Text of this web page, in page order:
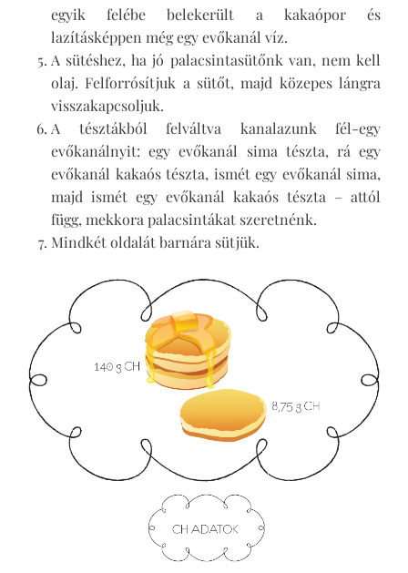
egyik felébe belekerült a kakaópor és
lazításképpen még egy evőkanál víz.
A sütéshez, ha jó palacsintasütőnk van, nem kell
olaj. Felforrósítjuk a sütőt, majd közepes lángra
visszakapcsoljuk.
A tésztákból felváltva kanalazunk fél-egy
evőkanálnyit: egy evőkanál sima tészta, rá egy
evőkanál kakaós tészta, ismét egy evőkanál sima,
majd ismét egy evőkanál kakaós tészta – attól
függ, mekkora palacsintákat szeretnénk.
Mindkét oldalát barnára sütjük.